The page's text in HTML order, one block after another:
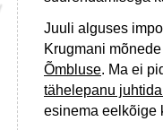
Juuli alguses
Krugmani
Õmbluse. Ma ei
tähelepanu
esinema eelkõige